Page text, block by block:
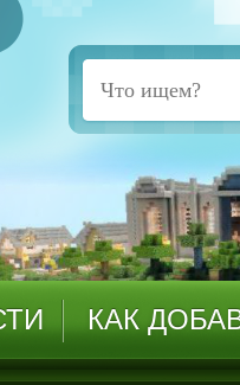
КАК